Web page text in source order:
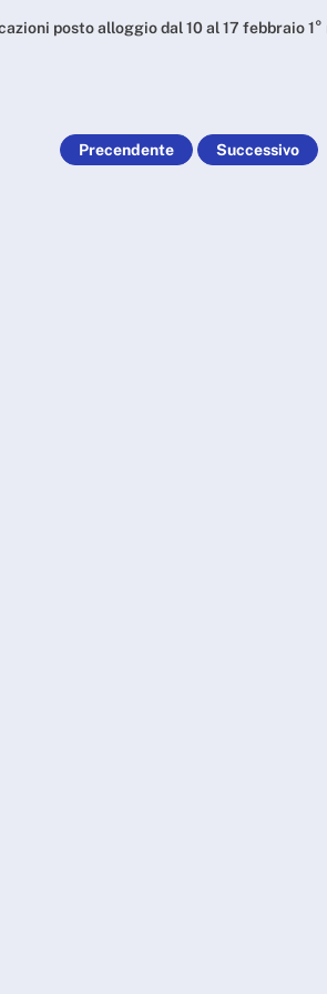
dal 10 al 17
posto alloggio dal 10 al 17 febbraio
Precendente Successivo